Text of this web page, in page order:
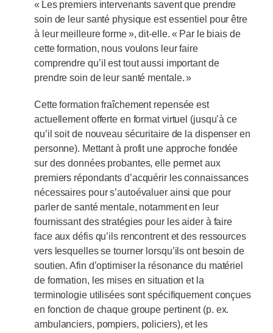
« Les premiers intervenants savent que prendre
soin de leur santé physique est essentiel pour être
à leur meilleure forme », dit-elle. « Par le biais de
cette formation, nous voulons leur faire
comprendre qu’il est tout aussi important de
prendre soin de leur santé mentale. »
Cette formation fraîchement repensée est
actuellement offerte en format virtuel (jusqu’à ce
qu’il soit de nouveau sécuritaire de la dispenser en
personne). Mettant à profit une approche fondée
sur des données probantes, elle permet aux
premiers répondants d’acquérir les connaissances
nécessaires pour s’autoévaluer ainsi que pour
parler de santé mentale, notamment en leur
fournissant des stratégies pour les aider à faire
face aux défis qu’ils rencontrent et des ressources
vers lesquelles se tourner lorsqu’ils ont besoin de
soutien. Afin d’optimiser la résonance du matériel
de formation, les mises en situation et la
terminologie utilisées sont spécifiquement conçues
en fonction de chaque groupe pertinent (p. ex.
ambulanciers, pompiers, policiers), et les